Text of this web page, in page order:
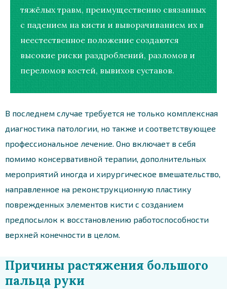
тяжёлых травм, преимущественно связанных
с падением на кисти и выворачиванием их в
неестественное положение создаются
высокие риски раздроблений, разломов и
переломов костей, вывихов суставов.
В последнем случае требуется не только комплексная
диагностика патологии, но также и соответствующее
профессиональное лечение. Оно включает в себя
помимо консервативной терапии, дополнительных
мероприятий иногда и хирургическое вмешательство,
направленное на реконструкционную пластику
поврежденных элементов кисти с созданием
предпосылок к восстановлению работоспособности
верхней конечности в целом.
Причины растяжения большого
пальца руки